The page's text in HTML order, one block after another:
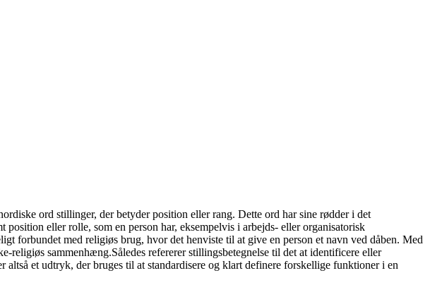
ord stillinger, der betyder position eller rang. Dette ord har sine rødder i det
eller rolle, som en person har, eksempelvis i arbejds- eller organisatorisk
forbundet med religiøs brug, hvor det henviste til at give en person et navn ved dåben. Med
sammenhæng.Således refererer stillingsbetegnelse til det at identificere eller
et udtryk, der bruges til at standardisere og klart definere forskellige funktioner i en